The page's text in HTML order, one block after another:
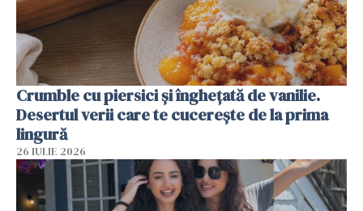
Crumble cu piersici și înghețată de vanilie.
Desertul verii care te cucerește de la prima
lingură
26 IULIE 2026